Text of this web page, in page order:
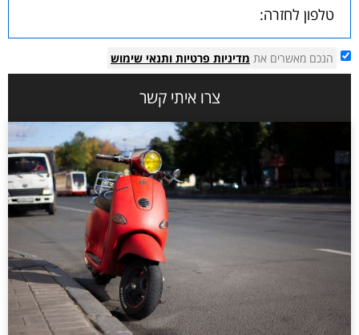
הנכם מאשרים את מדיניות פרטיות ותנאי שימוש
צרו איתי קשר